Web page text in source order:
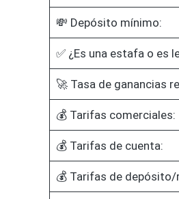
💸 Depósito mínimo:
✅ ¿Es una estafa o es
🚀 Tasa de ganancias
💰 Tarifas comerciales:
💰 Tarifas de cuenta:
💰 Tarifas de